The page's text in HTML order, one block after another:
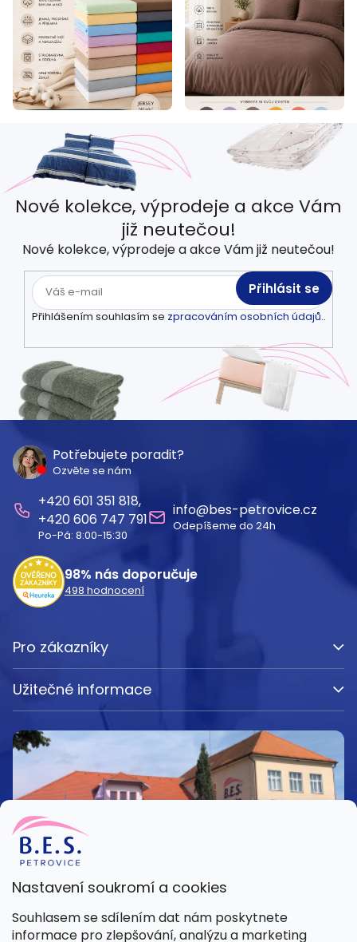
Nastavení soukromí a cookies
Souhlasem se sdílením dat nám poskytnete
informace pro zlepšování, analýzu a marketing
Nové kolekce, výprodeje a akce Vám
již neutečou!
Nové kolekce, výprodeje a akce Vám již neutečou!
Přihlášením souhlasím se zpracováním osobních údajů..
Přihlásit se
Potřebujete poradit?
Ozvěte se nám
601 351 818
606 747 791
Po-Pá: 8:00-15:30
info@bes-petrovice.cz
Odepíšeme do 24h
98% nás doporučuje
498 hodnocení
Pro zákazníky
Užitečné informace
Kamenná prodejna
Pondělí – Pátek 8:00 – 15:30